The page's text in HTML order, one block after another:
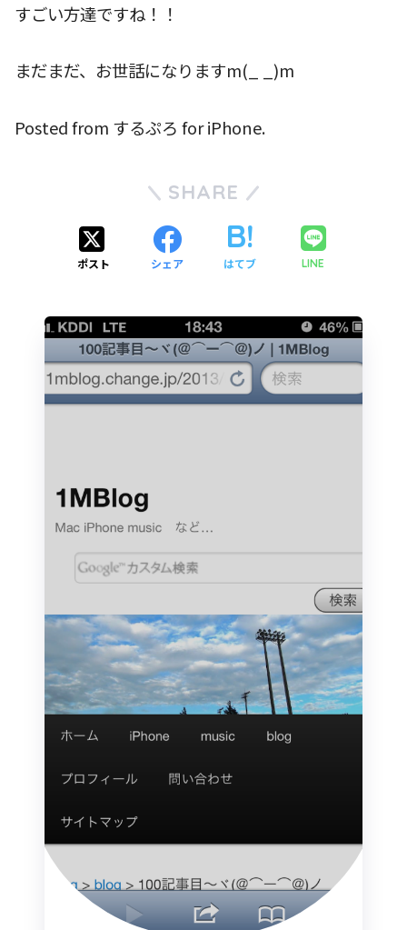
すごい方達ですね！！
まだまだ、お世話になりますm(_ _)m
Posted from するぷろ for iPhone.
SHARE
ポスト シェア はてブ LINE